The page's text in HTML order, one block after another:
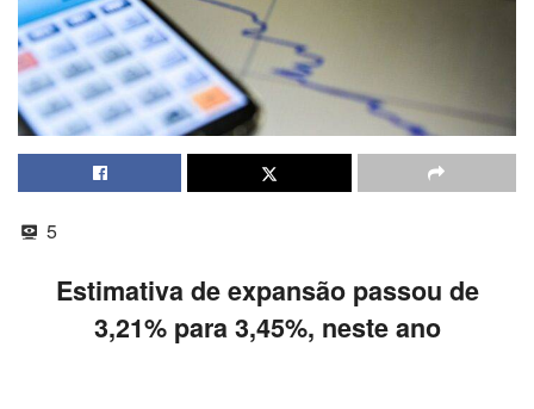
5
Estimativa de expansão passou de
3,21% para 3,45%, neste ano